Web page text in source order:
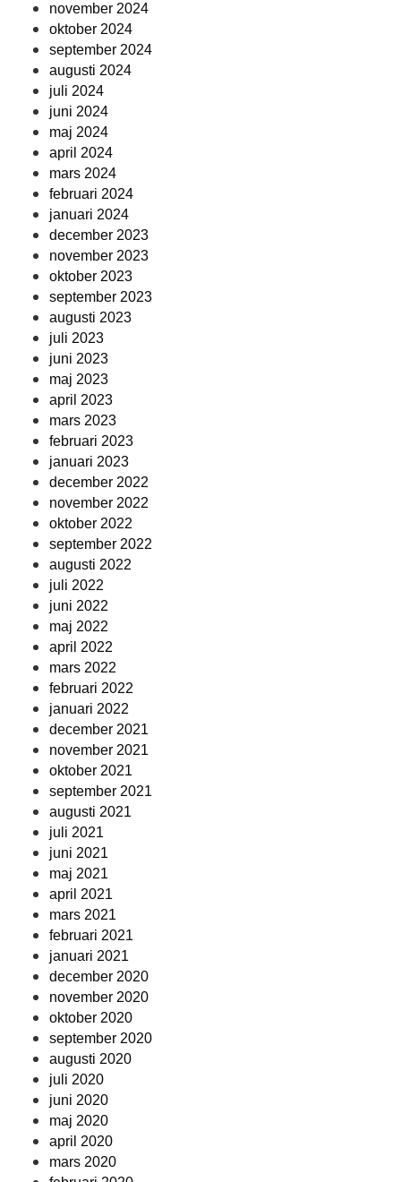
november 2024
oktober 2024
september 2024
augusti 2024
juli 2024
juni 2024
maj 2024
april 2024
mars 2024
februari 2024
januari 2024
december 2023
november 2023
oktober 2023
september 2023
augusti 2023
juli 2023
juni 2023
maj 2023
april 2023
mars 2023
februari 2023
januari 2023
december 2022
november 2022
oktober 2022
september 2022
augusti 2022
juli 2022
juni 2022
maj 2022
april 2022
mars 2022
februari 2022
januari 2022
december 2021
november 2021
oktober 2021
september 2021
augusti 2021
juli 2021
juni 2021
maj 2021
april 2021
mars 2021
februari 2021
januari 2021
december 2020
november 2020
oktober 2020
september 2020
augusti 2020
juli 2020
juni 2020
maj 2020
april 2020
mars 2020